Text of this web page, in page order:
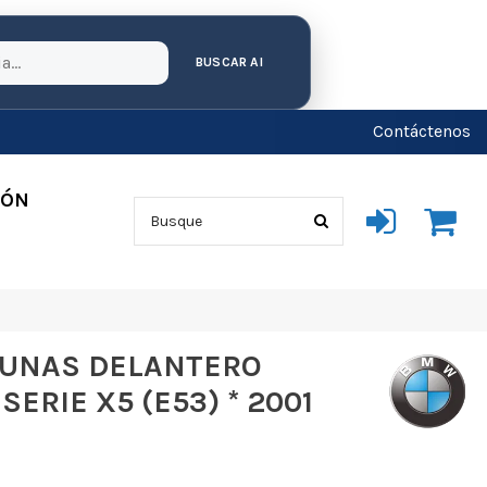
BUSCAR AI
Contáctenos
DELANTERO
X5 (E53) * 2001